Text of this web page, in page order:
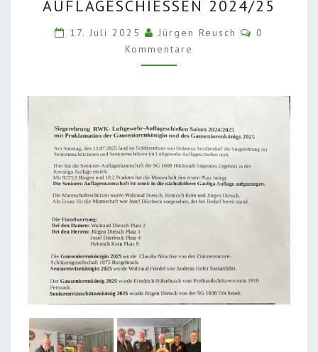
AUFLAGESCHIESSEN 2
024/25
AUFLAGESCHIESSEN 2024/25
17. Juli 2025 Jürgen Reusch
0
Kommentare